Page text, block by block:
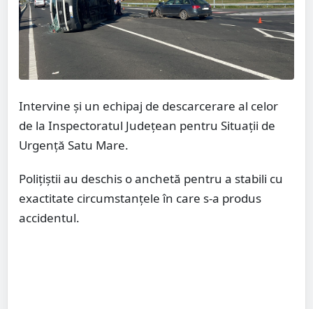
Intervine și un echipaj de descarcerare al celor
de la Inspectoratul Județean pentru Situații de
Urgență Satu Mare.
Polițiștii au deschis o anchetă pentru a stabili cu
exactitate circumstanțele în care s-a produs
accidentul.